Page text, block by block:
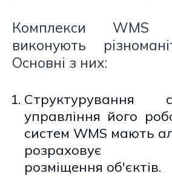
Комплекси WMS
виконують
Основні з них:
Структурування
управління його
систем WMS мають
розраховує
розміщення об'єктів.